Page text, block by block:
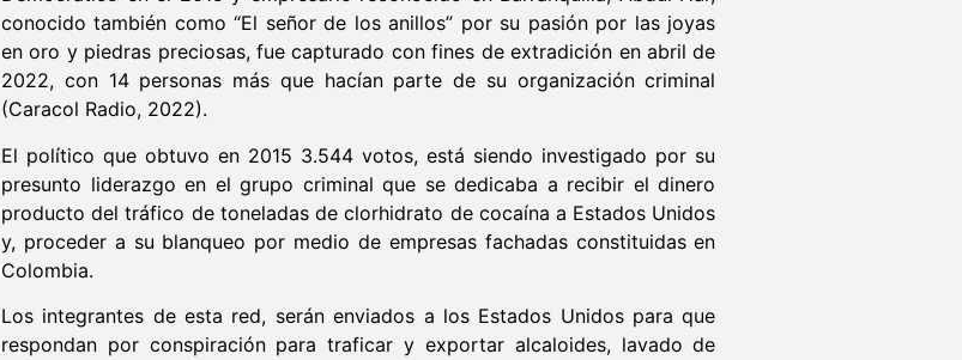
conocido también como “El señor de los anillos” por su pasión por las joyas
en oro y piedras preciosas, fue capturado con fines de extradición en abril de
2022, con 14 personas más que hacían parte de su organización criminal
(Caracol Radio, 2022).
El político que obtuvo en 2015 3.544 votos, está siendo investigado por su
presunto liderazgo en el grupo criminal que se dedicaba a recibir el dinero
producto del tráfico de toneladas de clorhidrato de cocaína a Estados Unidos
y, proceder a su blanqueo por medio de empresas fachadas constituidas en
Colombia.
Los integrantes de esta red, serán enviados a los Estados Unidos para que
respondan por conspiración para traficar y exportar alcaloides, lavado de